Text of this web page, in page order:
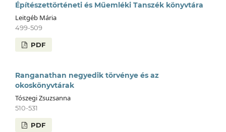
Építészettörténeti és Műemléki Tanszék könyvtára
Leitgéb Mária
499-509
PDF
Ranganathan negyedik törvénye és az
okoskönyvtárak
Tószegi Zsuzsanna
510-531
PDF